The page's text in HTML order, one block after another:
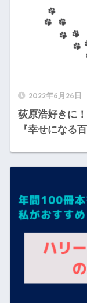
2022年6月26日
荻原浩好きに
『幸せになる